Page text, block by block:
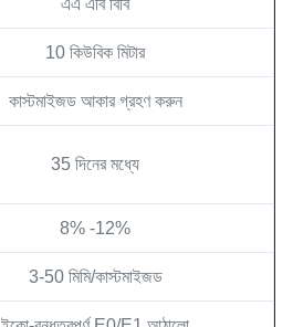
এএ এবি বিবি
10 কিউবিক মিটার
কাস্টমাইজড আকার গ্রহণ করুন
35 দিনের মধ্যে
8% -12%
3-50 মিমি/কাস্টমাইজড